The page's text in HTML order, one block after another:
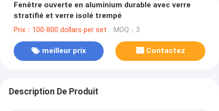
Fenêtre ouverte en aluminium durable avec verre
stratifié et verre isolé trempé
Prix：100-800 dollars per set MOQ：3
meilleur prix Contactez
Description De Produit